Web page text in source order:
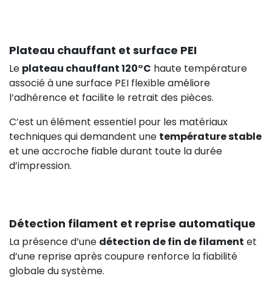
Plateau chauffant et surface PEI
Le plateau chauffant 120°C haute température
associé à une surface PEI flexible améliore
l’adhérence et facilite le retrait des pièces.
C’est un élément essentiel pour les matériaux
techniques qui demandent une température stable
et une accroche fiable durant toute la durée
d’impression.
Détection filament et reprise automatique
La présence d’une détection de fin de filament et
d’une reprise après coupure renforce la fiabilité
globale du système.